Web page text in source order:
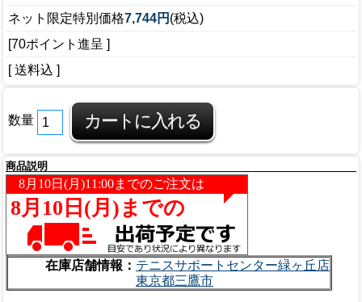
ネット限定特別価格7,744円 (税込)
[70ポイント進呈 ]
[ 送料込 ]
数量
商品説明
在庫店舗情報： テニスサポートセンター緑ヶ丘店
東京都三鷹市